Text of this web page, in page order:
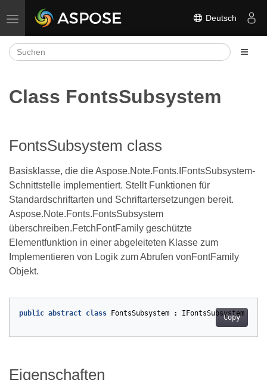
Navigation umschalten Deutsch
Class FontsSubsystem
FontsSubsystem class
Basisklasse, die die Aspose.Note.Fonts.IFontsSubsystem-
Schnittstelle implementiert. Stellt Funktionen für
Standardschriftarten und Schriftartersetzungen bereit.
Aspose.Note.Fonts.FontsSubsystem
überschreiben.FetchFontFamily geschützte
Elementfunktion in einer abgeleiteten Klasse zum
Implementieren von Logik zum Abrufen vonFontFamily
Objekt.
Copy
public abstract class FontsSubsystem : IFontsSubsystem
Eigenschaften